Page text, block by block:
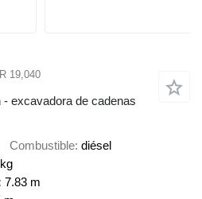
19,040
excavadora de cadenas
Combustible diésel
7.83 m